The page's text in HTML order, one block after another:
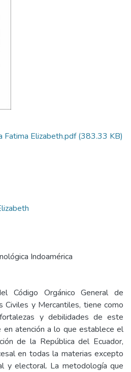
Fatima Elizabeth.pdf(383.33 KB)
Indoamérica
Código Orgánico General de
Civiles y Mercantiles, tiene como
y debilidades de este
en atención a lo que establece el
de la República del Ecuador,
en todas la materias excepto
y electoral. La metodología que